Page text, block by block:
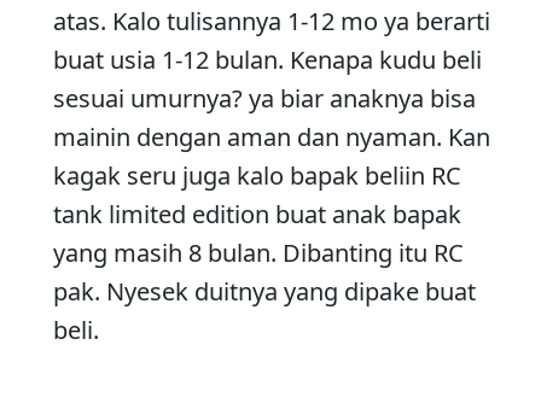
atas. Kalo tulisannya 1-12 mo ya berarti
buat usia 1-12 bulan. Kenapa kudu beli
sesuai umurnya? ya biar anaknya bisa
mainin dengan aman dan nyaman. Kan
kagak seru juga kalo bapak beliin RC
tank limited edition buat anak bapak
yang masih 8 bulan. Dibanting itu RC
pak. Nyesek duitnya yang dipake buat
beli.